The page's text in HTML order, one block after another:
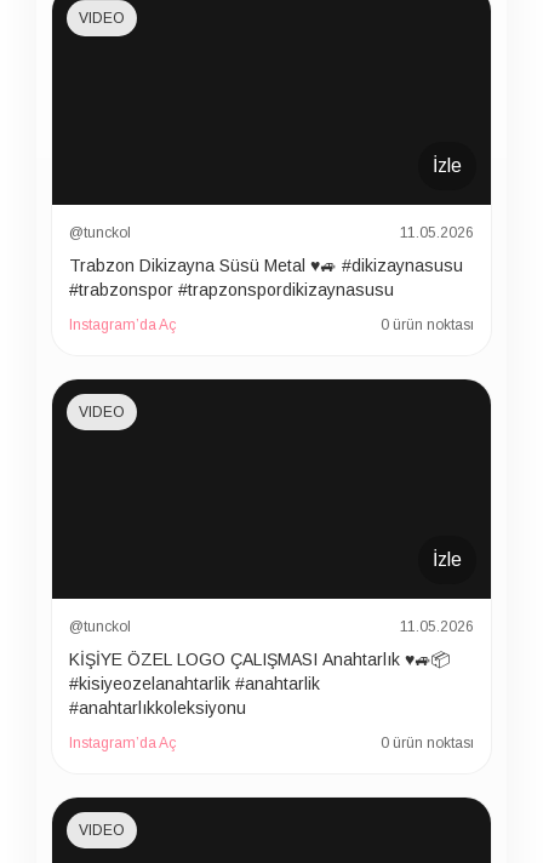
İzle
VIDEO
@tunckol 11.05.2026
Trabzon Dikizayna Süsü Metal ♥️🚙 #dikizaynasusu
#trabzonspor #trapzonspordikizaynasusu
Instagram’da Aç 0 ürün noktası
İzle
VIDEO
@tunckol 11.05.2026
KİŞİYE ÖZEL LOGO ÇALIŞMASI Anahtarlık ♥️🚙📦
#kisiyeozelanahtarlik #anahtarlik
#anahtarlıkkoleksiyonu
Instagram’da Aç 0 ürün noktası
VIDEO